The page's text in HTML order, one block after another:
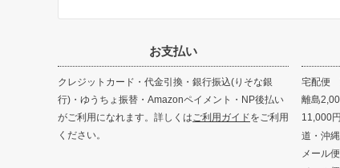
お支払い
クレジットカード・代金引換・銀行振込(りそな銀
行)・ゆうちょ振替・Amazonペイメント・NP後払い
がご利用になれます。詳しくはご利用ガイドをご利用
ください。
宅配便
離島
11,000
道・沖
メール